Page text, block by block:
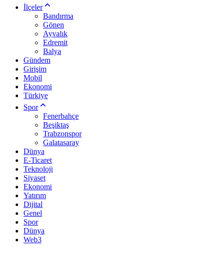
İlçeler
Bandırma
Gönen
Ayvalık
Edremit
Balya
Gündem
Girişim
Mobil
Ekonomi
Türkiye
Spor
Fenerbahçe
Beşiktaş
Trabzonspor
Galatasaray
Dünya
E-Ticaret
Teknoloji
Siyaset
Ekonomi
Yatırım
Dijital
Genel
Spor
Dünya
Web3